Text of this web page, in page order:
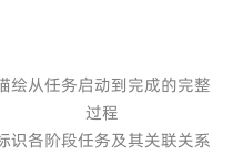
绘从任务启动到完成的完整
过程
识各阶段任务及其关联关系